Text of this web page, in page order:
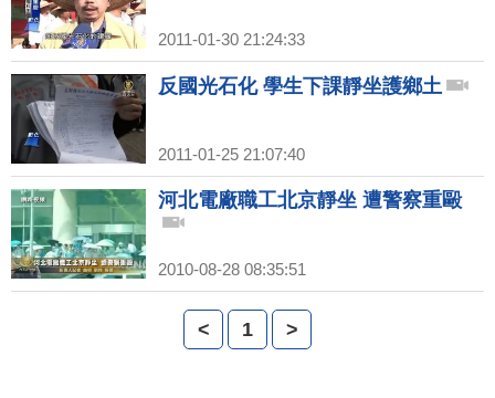
2011-01-30 21:24:33
反國光石化 學生下課靜坐護鄉土
2011-01-25 21:07:40
河北電廠職工北京靜坐 遭警察重毆
2010-08-28 08:35:51
< 1 >